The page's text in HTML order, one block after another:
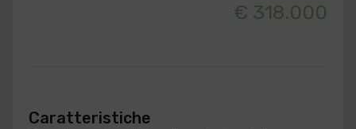
€ 318.000
Caratteristiche